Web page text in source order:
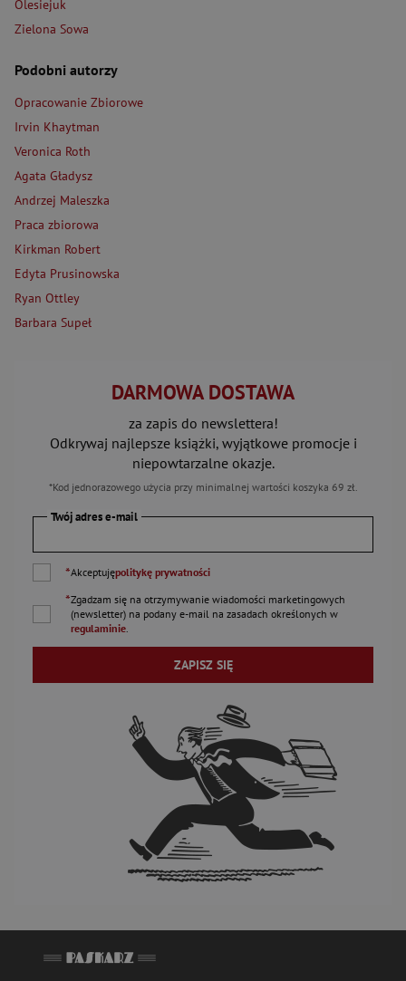
Olesiejuk
Zielona Sowa
Podobni autorzy
Opracowanie Zbiorowe
Irvin Khaytman
Veronica Roth
Agata Gładysz
Andrzej Maleszka
Praca zbiorowa
Kirkman Robert
Edyta Prusinowska
Ryan Ottley
Barbara Supeł
DARMOWA DOSTAWA
za zapis do newslettera!
Odkrywaj najlepsze książki, wyjątkowe promocje i
niepowtarzalne okazje.
*Kod jednorazowego użycia przy minimalnej wartości koszyka 69 zł.
Twój adres e-mail
*Akceptujępolitykę prywatności
*Zgadzam się na otrzymywanie wiadomości marketingowych
(newsletter) na podany e-mail na zasadach określonych w
regulaminie.
ZAPISZ SIĘ